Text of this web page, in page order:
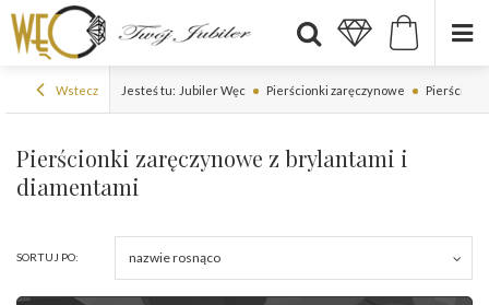
Wstecz Jesteś tu: Jubiler Węc Pierścionki zaręczynowe
Pierścionki zaręczynowe z brylantami i
diamentami
SORTUJ PO: nazwie rosnąco